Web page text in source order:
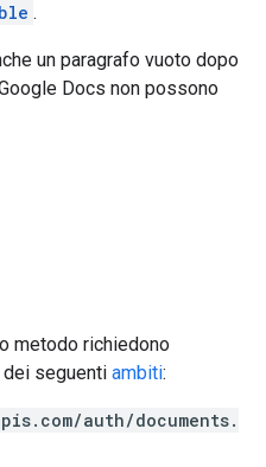
.
un paragrafo vuoto dopo
Docs non possono
metodo richiedono
seguenti ambiti:
auth/documents.